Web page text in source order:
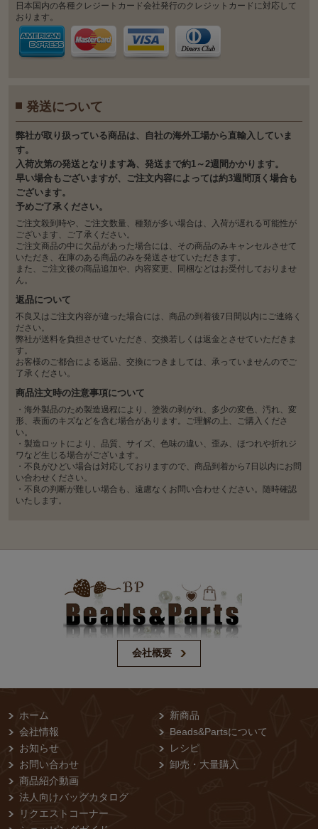
日本国内の各種クレジートカード会社発行のクレジットカードに対応して
おります。
発送について
弊社が取り扱っている商品は、自社の海外工場から直輸入していま
す。
入荷次第の発送となります為、発送まで約1～2週間かかります。
早い場合もございますが、ご注文内容によっては約3週間頂く場合も
ございます。
予めご了承ください。
ご注文殺到時や、ご注文数量、種類が多い場合は、入荷が遅れる可能性が
ございます、ご了承ください。
ご注文商品の中に欠品があった場合には、その商品のみキャンセルさせて
いただき、在庫のある商品のみを発送させていただきます。
また、ご注文後の商品追加や、内容変更、同梱などはお受付しておりませ
ん。
返品について
不良又はご注文内容が違った場合には、商品の到着後7日間以内にご連絡く
ださい。
弊社が送料を負担させていただき、交換若しくは返金とさせていただきま
す。
お客様のご都合による返品、交換につきましては、承っていませんのでご
了承ください。
商品注文時の注意事項について
・海外製品のため製造過程により、塗装の剥がれ、多少の変色、汚れ、変
形、表面のキズなどを含む場合があります。ご理解の上、ご購入くださ
い。
・製造ロットにより、品質、サイズ、色味の違い、歪み、ほつれや折れジ
ワなど生じる場合がございます。
・不良がひどい場合は対応しておりますので、商品到着から7日以内にお問
い合わせください。
・不良の判断が難しい場合も、遠慮なくお問い合わせください。随時確認
いたします。
会社概要
ホーム
会社情報
お知らせ
お問い合わせ
商品紹介動画
法人向けバッグカタログ
リクエストコーナー
新商品
Beads&Partsについて
レシピ
卸売・⼤量購⼊